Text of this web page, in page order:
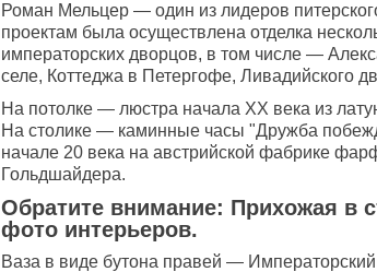
Роман Мельцер — один из лидеров
проектам была осуществлена отделка
императорских дворцов, в том числе —
селе, Коттеджа в Петергофе, Ливадийского
На потолке — люстра начала ХХ века из
На столике — каминные часы "Дружба
начале 20 века на австрийской фабрике
Гольдшайдера.
Обратите внимание: Прихожая в
фото интерьеров.
Ваза в виде бутона правей —